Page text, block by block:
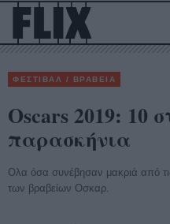
ΦΕΣΤΙΒΑΛ / ΒΡΑΒΕΙΑ
Oscars 2019: 10
παρασκήνια
Ολα όσα συνέβησαν μακριά από
των βραβείων Οσκαρ.